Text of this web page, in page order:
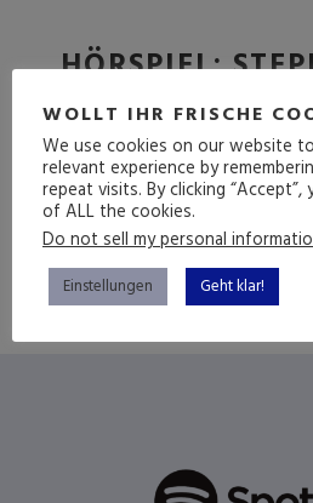
HÖRSPIEL:
ES
(mehr …)
WOLLT IHR FRISCHE
We use cookies on our website
relevant experience by
repeat visits. By clicking
of ALL the cookies.
Do not sell my personal
Einstellungen Geht klar!